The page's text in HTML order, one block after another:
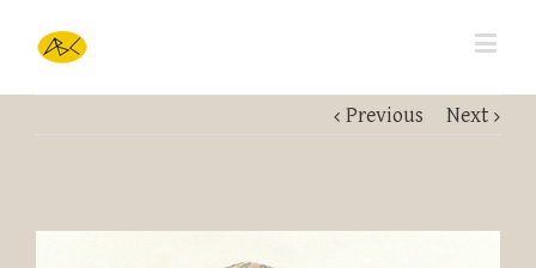
Previous Next